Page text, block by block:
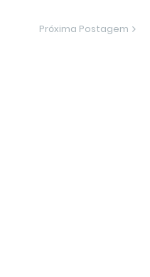
Próxima Postagem